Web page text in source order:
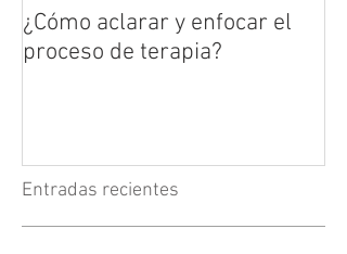
¿Cómo aclarar y enfocar el
proceso de terapia?
Entradas recientes